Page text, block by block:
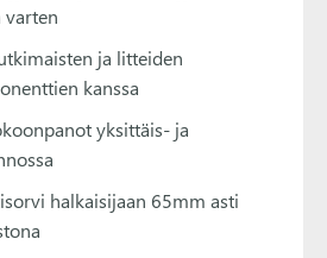
varten
ja litteiden
kanssa
yksittäis- ja
halkaisijaan 65mm asti